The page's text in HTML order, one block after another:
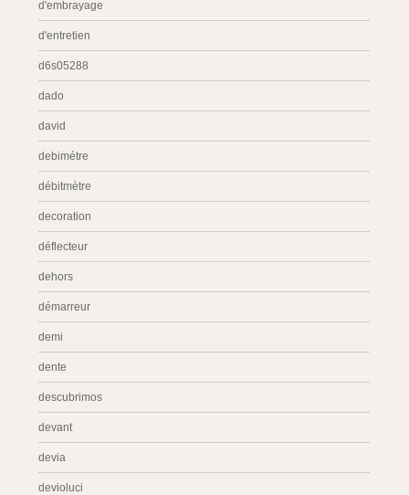
d'embrayage
d'entretien
d6s05288
dado
david
debimétre
débitmètre
decoration
déflecteur
dehors
démarreur
demi
dente
descubrimos
devant
devia
devioluci